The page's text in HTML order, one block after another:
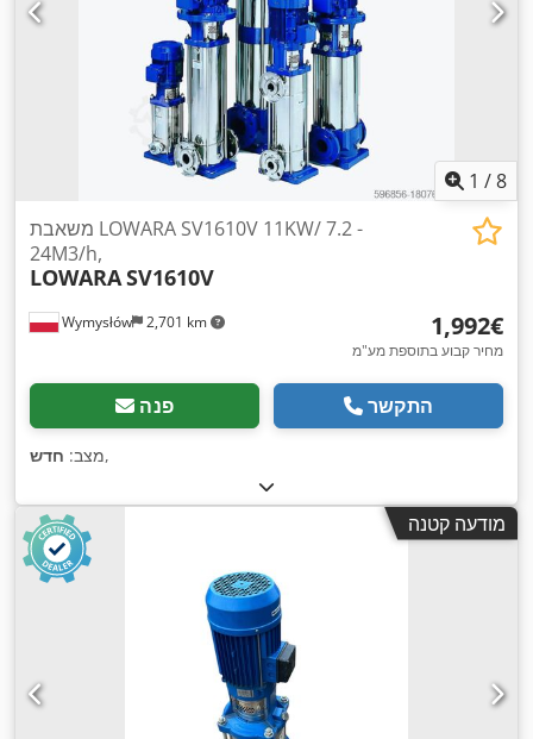
1 /8
Wymysłów 2,701 km
משאבת LOWARA SV1610V 11KW/ 7.2 -
24M3/h,
LOWARASV1610V
‏1,992 ‏€
מחיר קבוע בתוספת מע"מ
פנה התקשר
מצב: חדש ,
מודעה קטנה